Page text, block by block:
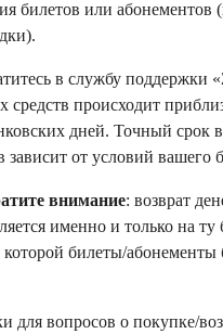
билетов или абонементов
в службу поддержки
средств происходит
дней. Точный срок
зависит от условий вашего
внимание: возврат
именно и только на
билеты/абонементы
для вопросов о покупке/